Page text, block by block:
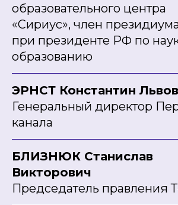
образовательного центра
«Сириус», член
при президенте РФ по
образованию
ЭРНСТ Константин
Генеральный директор
канала
БЛИЗНЮК Станислав
Викторович
Председатель правления